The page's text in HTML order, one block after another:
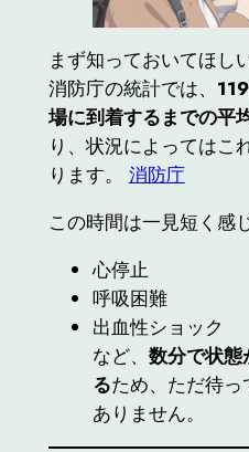
まず知っておいてほし
消防庁の統計では、
場に到着するまでの平
り、状況によってはこ
ります。 消防庁
この時間は一見短く感
心停止
呼吸困難
出血性ショック
など、 数分で状態
るため、ただ待
ありません。